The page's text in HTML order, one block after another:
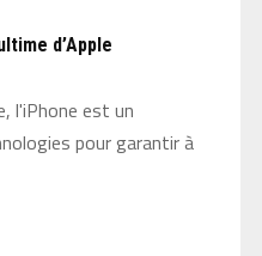
d’Apple
l'iPhone est un
pour garantir à